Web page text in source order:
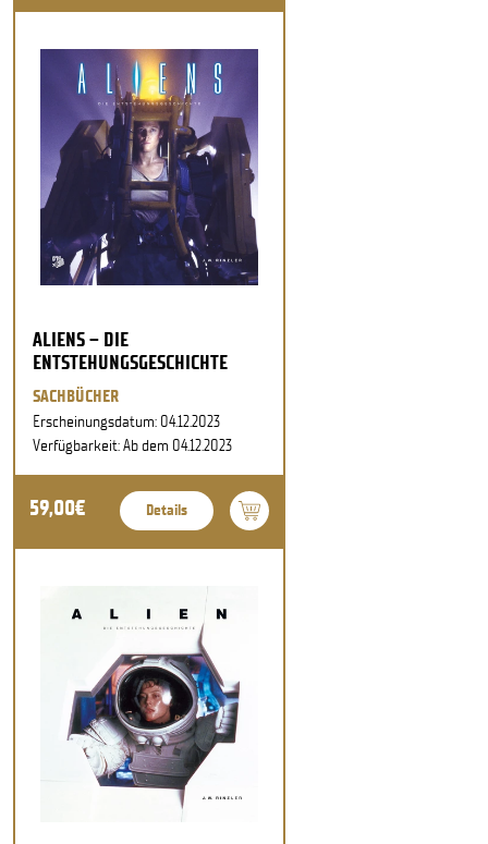
ALIENS – DIE
ENTSTEHUNGSGESCHICHTE
SACHBÜCHER
Erscheinungsdatum: 04.12.2023
Verfügbarkeit: Ab dem 04.12.2023
59,00€ Details